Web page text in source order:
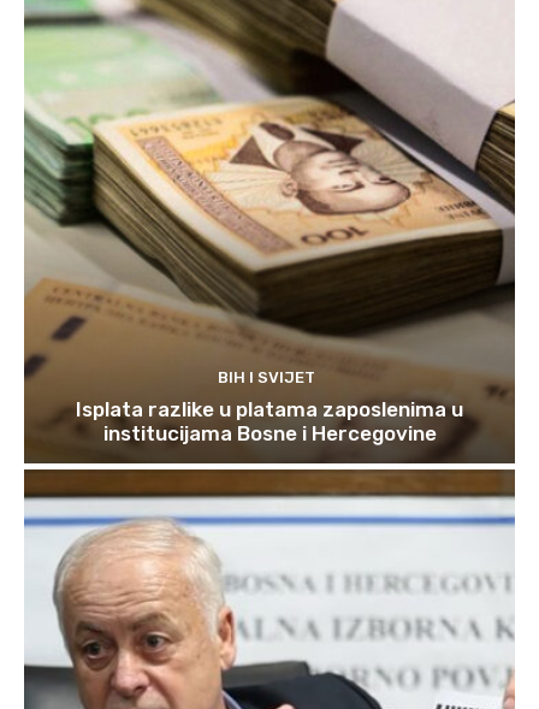
BIH I SVIJET
Isplata razlike u platama zaposlenima u
institucijama Bosne i Hercegovine